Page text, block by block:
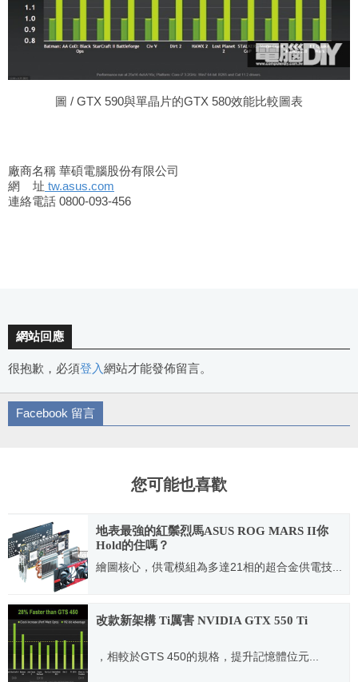
圖 / GTX 590與單晶片的GTX 580效能比較圖表
廠商名稱 華碩電腦股份有限公司
網 址 tw.asus.com
連絡電話 0800-093-456
網站回應
很抱歉，必須登入網站才能發佈留言。
Facebook 留言
您可能也喜歡
地表最強的紅鬃烈馬ASUS ROG MARS II你
Hold的住嗎？
繪圖核心，供電模組為多達21相的超合金供電技...
2012.02.07
改款新架構 Ti厲害 NVIDIA GTX 550 Ti
，相較於GTS 450的規格，提升記憶體位元...